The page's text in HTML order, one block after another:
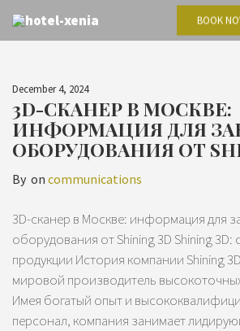
BOOK
December 4, 2024
3D-СКАНЕР В МОСКВЕ:
ИНФОРМАЦИЯ ДЛЯ
ОБОРУДОВАНИЯ ОТ
By on communications
3D-сканер в Москве: информация для
оборудования от Shining 3D Shining
продукции История компании Shining
мировой производитель
Имея богатый опыт и
персонал, компания занимает